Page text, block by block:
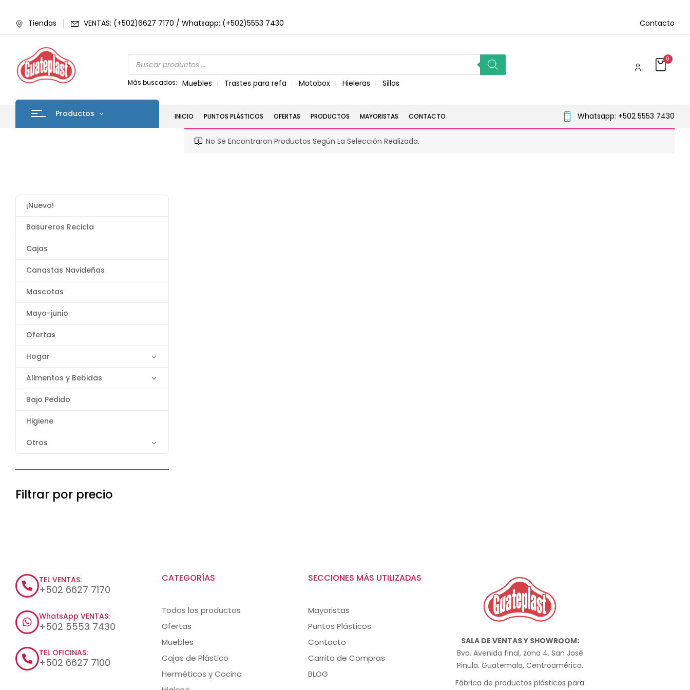
Tiendas VENTAS: (+502)6627 7170 / Whatsapp: (+502)5553 7430 Contacto
Más buscados: Muebles Trastes para refa Motobox Hieleras Sillas
0
Productos INICIO PUNTOS PLÁSTICOS OFERTAS PRODUCTOS MAYORISTAS CONTACTO Whatsapp: +502 5553 7430
¡Nuevo!
Basureros Recicla
Cajas
Canastas Navideñas
Mascotas
Mayo-junio
Ofertas
Hogar
Alimentos y Bebidas
Bajo Pedido
Higiene
Otros
Filtrar por precio
No Se Encontraron Productos Según La Selección Realizada.
TEL VENTAS:
+502 6627 7170
WhatsApp VENTAS:
+502 5553 7430
TEL OFICINAS:
+502 6627 7100
CATEGORÍAS
Todos los productos
Ofertas
Muebles
Cajas de Plástico
Herméticos y Cocina
SECCIONES MÁS UTILIZADAS
Mayoristas
Puntos Plásticos
Contacto
Carrito de Compras
BLOG
SALA DE VENTAS Y SHOWROOM:
8va. Avenida final, zona 4. San José
Pinula. Guatemala, Centroamérica.
Fábrica de productos plásticos para